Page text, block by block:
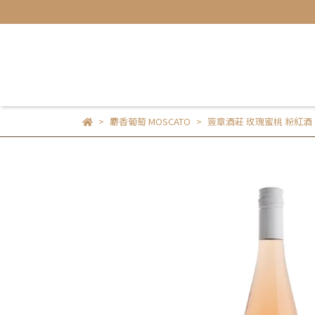
麝香葡萄 MOSCATO 簽章酒莊 玫瑰蜜桃 粉紅酒